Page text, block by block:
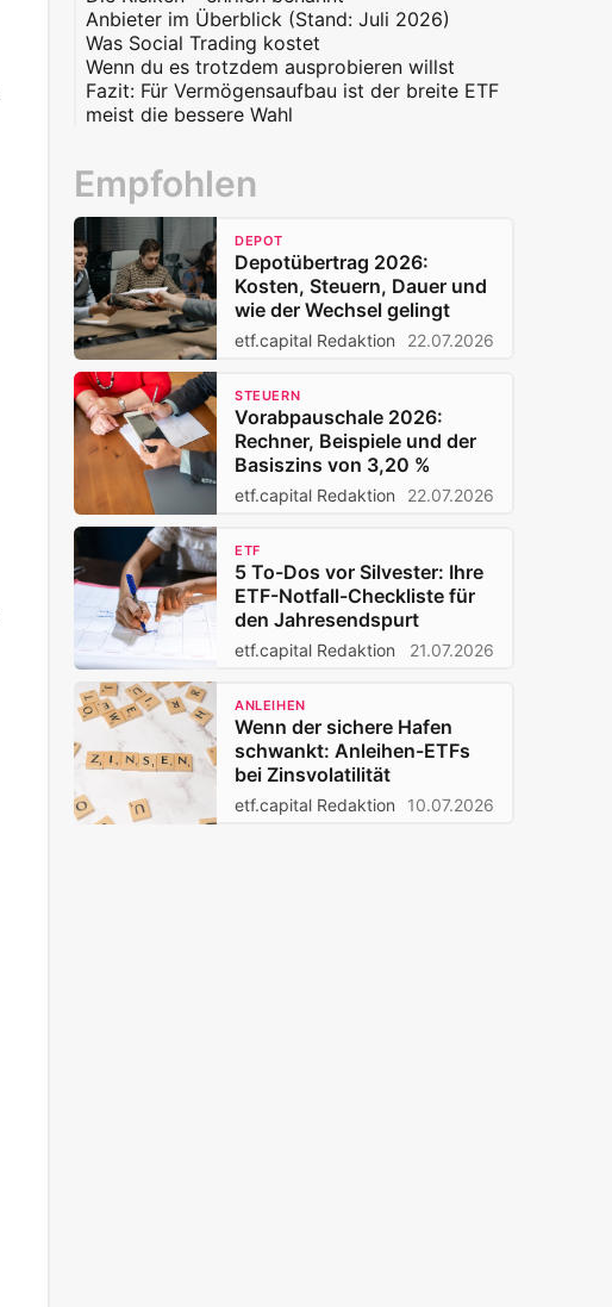
Anbieter im Überblick (Stand: Juli 2026)
eToro
Wikifolio
NAGA
Was Social Trading kostet
Wenn du es trotzdem ausprobieren willst
Fazit: Für Vermögensaufbau ist der breite ETF
meist die bessere Wahl
Empfohlen
DEPOT
Depotübertrag 2026:
Kosten, Steuern, Dauer und
wie der Wechsel gelingt
etf.capital Redaktion 22.07.2026
STEUERN
Vorabpauschale 2026:
Rechner, Beispiele und der
Basiszins von 3,20 %
etf.capital Redaktion 22.07.2026
ETF
5 To-Dos vor Silvester: Ihre
ETF-Notfall-Checkliste für
den Jahresendspurt
etf.capital Redaktion 21.07.2026
ANLEIHEN
Wenn der sichere Hafen
schwankt: Anleihen-ETFs
bei Zinsvolatilität
etf.capital Redaktion 10.07.2026